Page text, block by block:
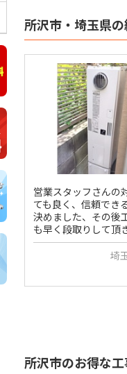
所沢市・埼玉県
営業スタッフさんの
ても良く、信頼でき
決めました、その後
も早く段取りして頂
埼
所沢市のお得な